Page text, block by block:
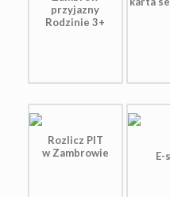
przyjazny
Rodzinie 3+
Rozlicz PIT
w Zambrowie
E-